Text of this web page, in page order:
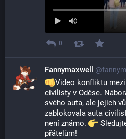
0
Fannymaxwell @
Video konfliktu
civilisty v Oděse.
svého auta, ale jejich
zablokovala auta
není známo.
přátelům!